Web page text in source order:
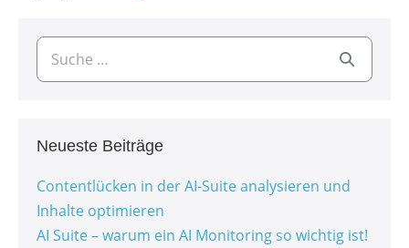
Neueste Beiträge
Contentlücken in der AI-Suite analysieren und
Inhalte optimieren
AI Suite – warum ein AI Monitoring so wichtig ist!